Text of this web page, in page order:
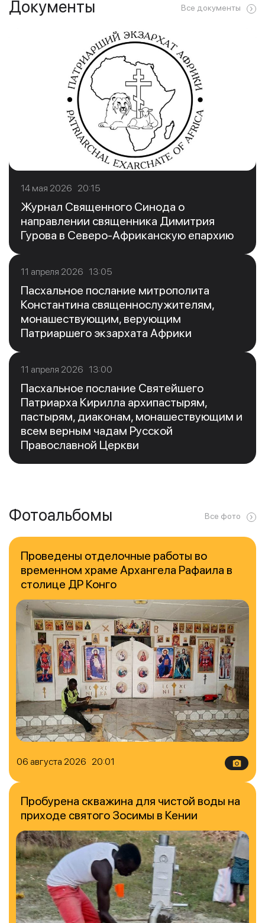
Документы Все документы
14 мая 2026 20:15
Журнал Священного Синода о
направлении священника Димитрия
Гурова в Северо-Африканскую епархию
11 апреля 2026 13:05
Пасхальное послание митрополита
Константина священнослужителям,
монашествующим, верующим
Патриаршего экзархата Африки
11 апреля 2026 13:00
Пасхальное послание Святейшего
Патриарха Кирилла архипастырям,
пастырям, диаконам, монашествующим и
всем верным чадам Русской
Православной Церкви
Фотоальбомы Все фото
06 августа 2026 20:01
Проведены отделочные работы во
временном храме Архангела Рафаила в
столице ДР Конго
Пробурена скважина для чистой воды на
приходе святого Зосимы в Кении